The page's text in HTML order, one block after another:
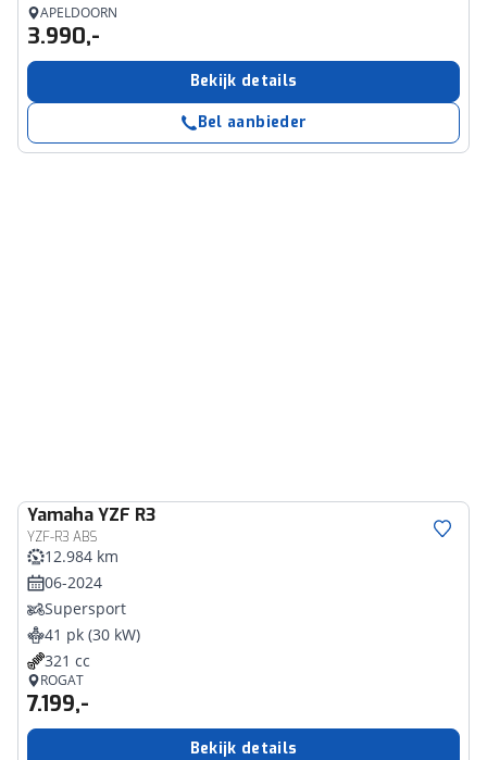
APELDOORN
3.990,-
Bekijk details
Bel aanbieder
YamahaYZF R3
YZF-R3 ABS
12.984 km
06-2024
Supersport
41 pk (30 kW)
321 cc
ROGAT
7.199,-
Bekijk details